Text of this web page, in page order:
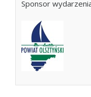
Sponsor